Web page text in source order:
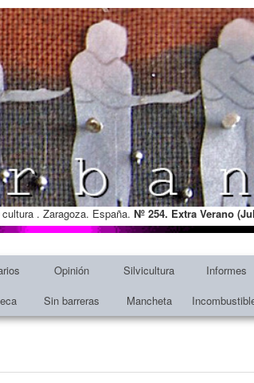
. Zaragoza. España. Nº 254. Extra Verano
Opinión Silvicultura Informes
Sin barreras Mancheta